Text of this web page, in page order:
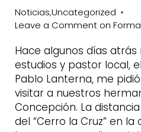
Noticias,Uncategorized
Leave a Comment on
Hace algunos días
estudios y pastor local,
Pablo Lanterna, me
visitar a nuestros
Concepción. La
del “Cerro la Cruz” en